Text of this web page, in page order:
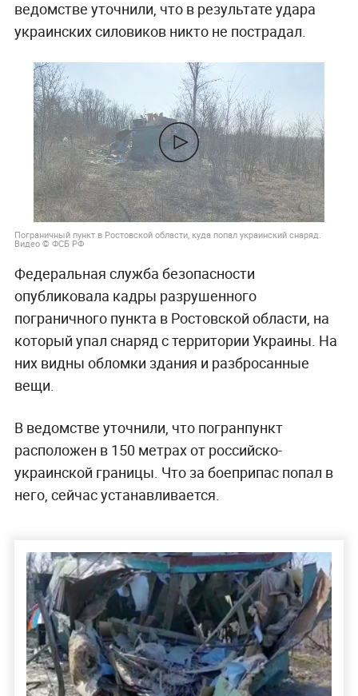
ведомстве уточнили, что в результате удара
украинских силовиков никто не пострадал.
Пограничный пункт в Ростовской области, куда попал украинский снаряд.
Видео © ФСБ РФ
Федеральная служба безопасности
опубликовала кадры разрушенного
пограничного пункта в Ростовской области, на
который упал снаряд с территории Украины. На
них видны обломки здания и разбросанные
вещи.
В ведомстве уточнили, что погранпункт
расположен в 150 метрах от российско-
украинской границы. Что за боеприпас попал в
него, сейчас устанавливается.